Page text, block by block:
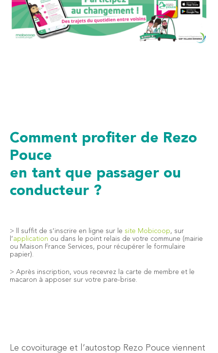
Comment profiter de Rezo
Pouce
en tant que passager ou
conducteur ?
> ll suffit de s’inscrire en ligne sur le site Mobicoop, sur
l’application ou dans le point relais de votre commune (mairie
ou Maison France Services, pour récupérer le formulaire
papier).
> Après inscription, vous recevrez la carte de membre et le
macaron à apposer sur votre pare-brise.
Le covoiturage et l’autostop Rezo Pouce viennent